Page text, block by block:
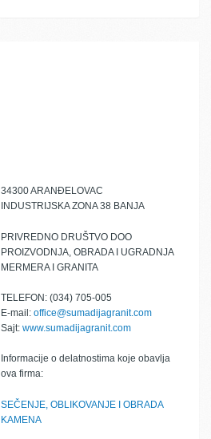
34300 ARANĐELOVAC
INDUSTRIJSKA ZONA 38 BANJA
PRIVREDNO DRUŠTVO DOO
PROIZVODNJA, OBRADA I UGRADNJA
MERMERA I GRANITA
TELEFON: (034) 705-005
E-mail: office@sumadijagranit.com
Sajt: www.sumadijagranit.com
Informacije o delatnostima koje obavlja
ova firma:
SEČENJE, OBLIKOVANJE I OBRADA
KAMENA